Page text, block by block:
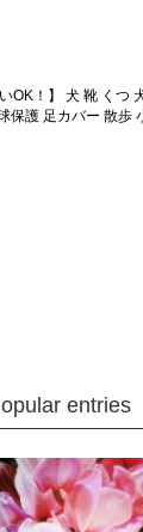
！】 犬 靴 くつ
保護 足カバー 散歩
entries